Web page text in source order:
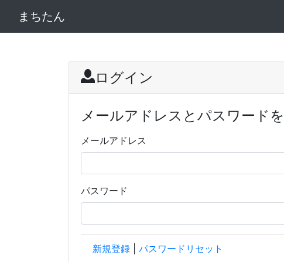
まちたん
ログイン
メールアドレスとパスワード
メールアドレス
パスワード
新規登録 パスワードリセット